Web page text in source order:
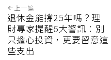
上一篇
退休金能撐25年嗎？理
財專家提醒6大警訊：別
只擔心投資，更要留意這
些支出